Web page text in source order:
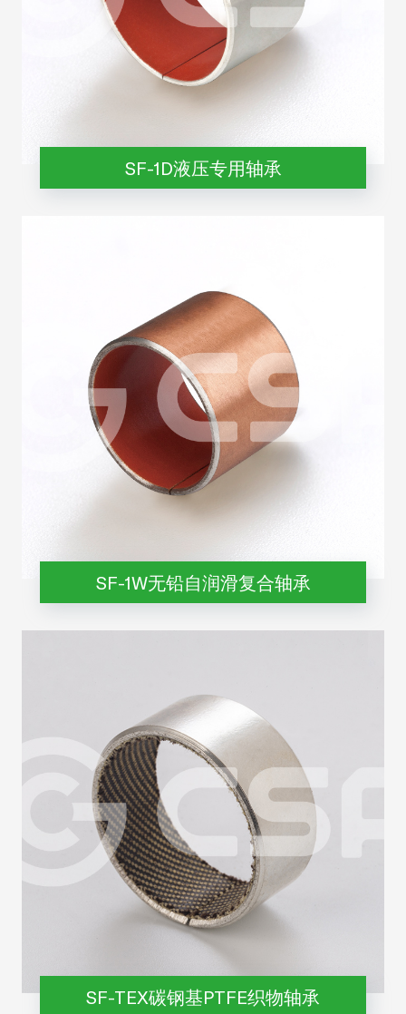
SF-1D液压专用轴承
SF-1W无铅自润滑复合轴承
SF-TEX碳钢基PTFE织物轴承